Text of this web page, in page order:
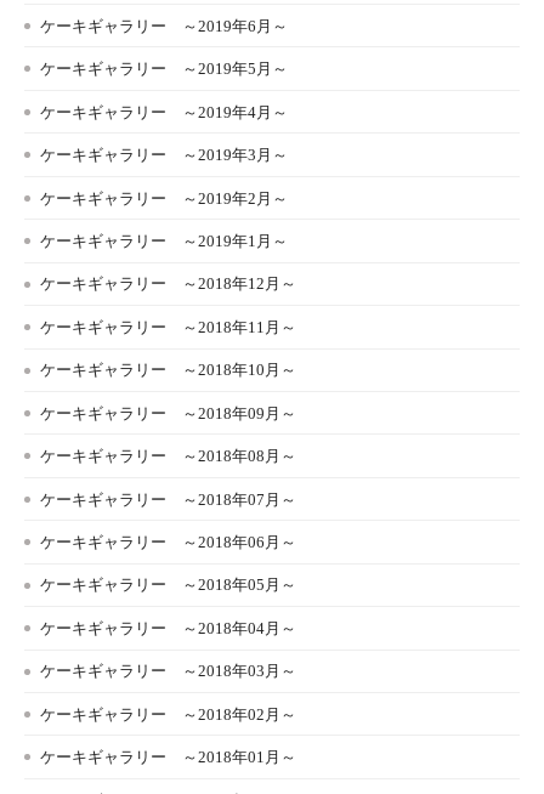
ケーキギャラリー ～2019年6月～
ケーキギャラリー ～2019年5月～
ケーキギャラリー ～2019年4月～
ケーキギャラリー ～2019年3月～
ケーキギャラリー ～2019年2月～
ケーキギャラリー ～2019年1月～
ケーキギャラリー ～2018年12月～
ケーキギャラリー ～2018年11月～
ケーキギャラリー ～2018年10月～
ケーキギャラリー ～2018年09月～
ケーキギャラリー ～2018年08月～
ケーキギャラリー ～2018年07月～
ケーキギャラリー ～2018年06月～
ケーキギャラリー ～2018年05月～
ケーキギャラリー ～2018年04月～
ケーキギャラリー ～2018年03月～
ケーキギャラリー ～2018年02月～
ケーキギャラリー ～2018年01月～